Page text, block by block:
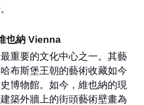
也納 Vienna
重要的文化中心之一。其藝
布斯堡王朝的藝術收藏如今
博物館。如今，維也納的現
築外牆上的街頭藝術壁畫為